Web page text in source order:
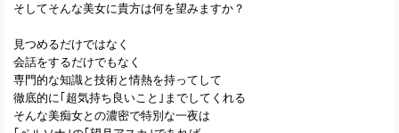
そしてそんな美女に貴方は何を望みますか？
見つめるだけではなく
会話をするだけでもなく
専門的な知識と技術と情熱を持ってして
徹底的に｢超気持ち良いこと｣までしてくれる
そんな美痴女との濃密で特別な一夜は